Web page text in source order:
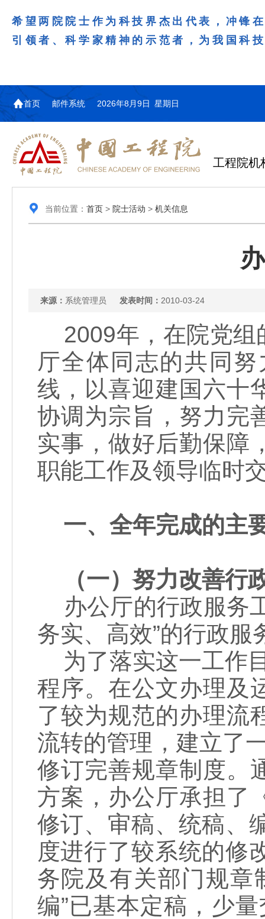
希望两院院士作为科技界杰出代表，冲锋
引领者、科学家精神的示范者，为我国科
首页 邮件系统 2026年8月9日 星期日
工程院机
当前位置： 首页> 院士活动 > 机关信息
来源： 系统管理员 发表时间： 2010-03-24
2009年，在院党组
厅全体同志的共同
线，以喜迎建国六十
协调为宗旨，努力完
实事，做好后勤保障
职能工作及领导临时
一、全年完成的主
（一）努力改善行
办公厅的行政服务
务实、高效”的行政服
为了落实这一工作
程序。在公文办理及
了较为规范的办理流
流转的管理，建立了
修订完善规章制度。
方案，办公厅承担了
修订、审稿、统稿、
度进行了较系统的修
务院及有关部门规章
编”已基本定稿，少